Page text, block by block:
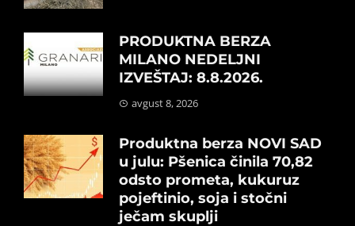
PRODUKTNA BERZA
MILANO NEDELJNI
IZVEŠTAJ: 8.8.2026.
avgust 8, 2026
Produktna berza NOVI SAD
u julu: Pšenica činila 70,82
odsto prometa, kukuruz
pojeftinio, soja i stočni
ječam skuplji